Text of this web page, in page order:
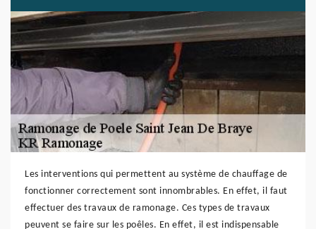
Les interventions qui permettent au système de chauffage de
fonctionner correctement sont innombrables. En effet, il faut
effectuer des travaux de ramonage. Ces types de travaux
peuvent se faire sur les poêles. En effet, il est indispensable